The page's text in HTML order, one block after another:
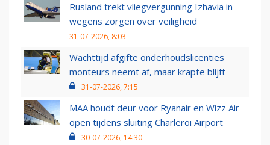
Rusland trekt vliegvergunning Izhavia in
wegens zorgen over veiligheid
31-07-2026, 8:03
Wachttijd afgifte onderhoudslicenties
monteurs neemt af, maar krapte blijft
31-07-2026, 7:15
MAA houdt deur voor Ryanair en Wizz Air
open tijdens sluiting Charleroi Airport
30-07-2026, 14:30